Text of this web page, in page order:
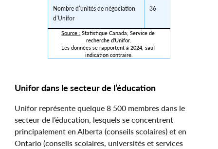
Nombre d’unités de négociation
d’Unifor
36
Source : Statistique Canada; Service de
recherche d’Unifor.
Les données se rapportent à 2024, sauf
indication contraire.
Unifor dans le secteur de l’éducation
Unifor représente quelque 8 500 membres dans le
secteur de l’éducation, lesquels se concentrent
principalement en Alberta (conseils scolaires) et en
Ontario (conseils scolaires, universités et services